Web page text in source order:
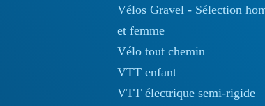
Vélos Gravel - Sélection
et femme
Vélo tout chemin
VTT enfant
VTT électrique semi-rigide